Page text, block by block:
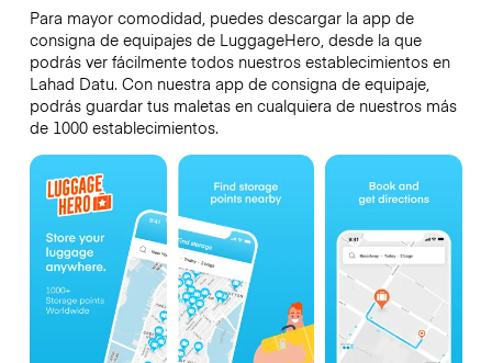
Para mayor comodidad, puedes descargar la app de
consigna de equipajes de LuggageHero, desde la que
podrás ver fácilmente todos nuestros establecimientos en
Lahad Datu. Con nuestra app de consigna de equipaje,
podrás guardar tus maletas en cualquiera de nuestros más
de 1000 establecimientos.